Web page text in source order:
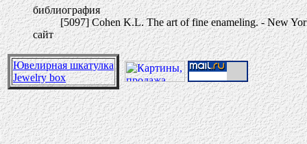
библиография
[5097] Cohen K.L. The art of fine enameling. - New
сайт
Ювелирная шкатулка
Jewelry box